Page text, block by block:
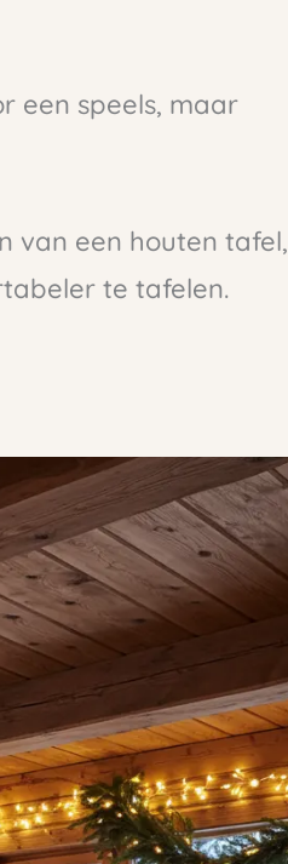
een speels, maar
van een houten tafel,
te tafelen.